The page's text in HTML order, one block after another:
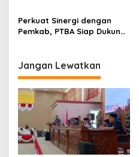
Rabain Muara Enim Ditunda
Perkuat Sinergi dengan
Pemkab, PTBA Siap Dukung
Jangan Lewatkan